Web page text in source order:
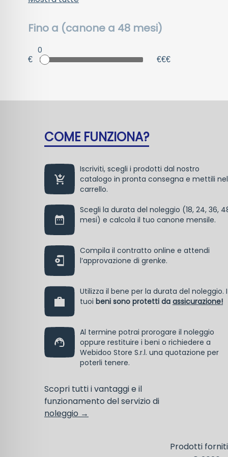
Fino a (canone a 48 mesi)
€
0
€€€
COME FUNZIONA?
Iscriviti, scegli i prodotti dal nostro
catalogo in pronta consegna e mettili nel
carrello.
Scegli la durata del noleggio (18, 24, 36,
mesi) e calcola il tuo canone mensile.
Compila il contratto online e attendi
l’approvazione di grenke.
Utilizza il bene per la durata del noleggio. I
tuoi beni sono protetti da assicurazione!
Al termine potrai prorogare il noleggio
oppure restituire i beni o richiedere a
Webidoo Store S.r.l. una quotazione per
poterli tenere.
Scopri tutti i vantaggi e il
funzionamento del servizio di
noleggio →
Prodotti forniti